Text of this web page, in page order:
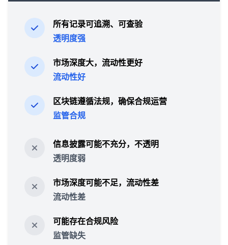
所有记录可追溯、可查验
透明度强
市场深度大，流动性更好
流动性好
区块链遵循法规，确保合规运营
监管合规
信息披露可能不充分，不透明
透明度弱
市场深度可能不足，流动性差
流动性差
可能存在合规风险
监管缺失